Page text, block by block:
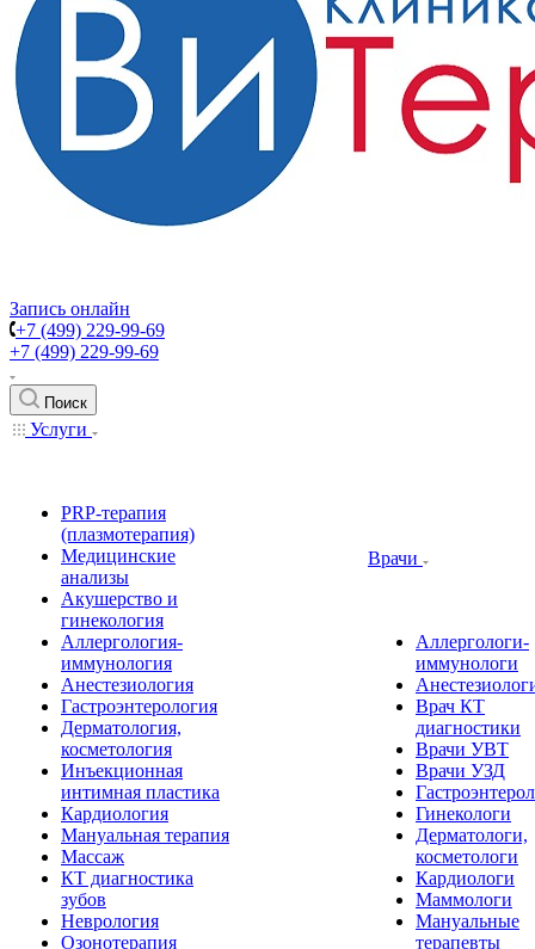
Запись онлайн
+7 (499) 229-99-69
+7 (499) 229-99-69
Поиск
Услуги
PRP-терапия
(плазмотерапия)
Медицинские
анализы
Акушерство и
гинекология
Аллергология-
иммунология
Анестезиология
Гастроэнтерология
Дерматология,
косметология
Инъекционная
интимная пластика
Кардиология
Мануальная терапия
Массаж
КТ диагностика
зубов
Неврология
Озонотерапия
Врачи
Аллергологи-
иммунологи
Врач КТ
диагностики
Врачи УВТ
Врачи УЗД
Гинекологи
Дерматологи,
косметологи
Кардиологи
Маммологи
Мануальные
терапевты